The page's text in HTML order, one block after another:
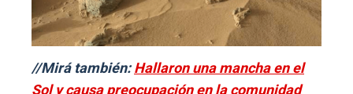
//Mirá también:Hallaron una mancha en el